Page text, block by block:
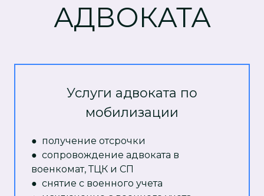
АДВОКАТА
Услуги адвоката по
мобилизации
● получение отсрочки
● сопровождение адвоката в
военкомат, ТЦК и СП
● снятие с военного учета